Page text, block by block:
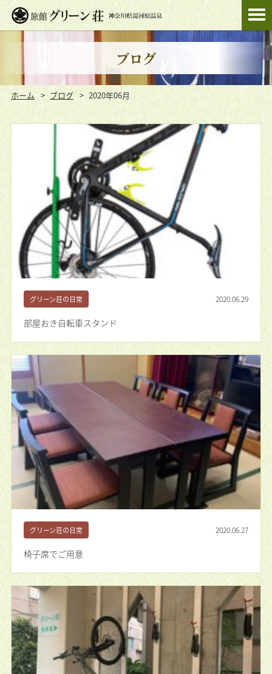
ブログ
ホーム ブログ 2020年06月
グリーン荘の日常 2020.06.29
部屋おき自転車スタンド
グリーン荘の日常 2020.06.27
椅子席でご用意